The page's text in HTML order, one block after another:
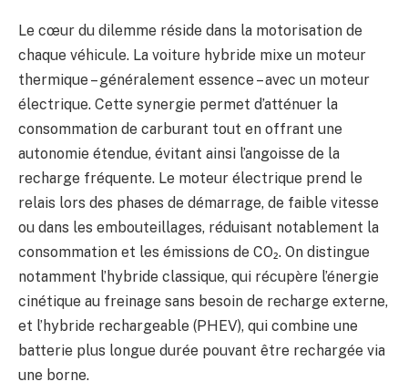
Le cœur du dilemme réside dans la motorisation de
chaque véhicule. La voiture hybride mixe un moteur
thermique – généralement essence – avec un moteur
électrique. Cette synergie permet d’atténuer la
consommation de carburant tout en offrant une
autonomie étendue, évitant ainsi l’angoisse de la
recharge fréquente. Le moteur électrique prend le
relais lors des phases de démarrage, de faible vitesse
ou dans les embouteillages, réduisant notablement la
consommation et les émissions de CO₂. On distingue
notamment l’hybride classique, qui récupère l’énergie
cinétique au freinage sans besoin de recharge externe,
et l’hybride rechargeable (PHEV), qui combine une
batterie plus longue durée pouvant être rechargée via
une borne.